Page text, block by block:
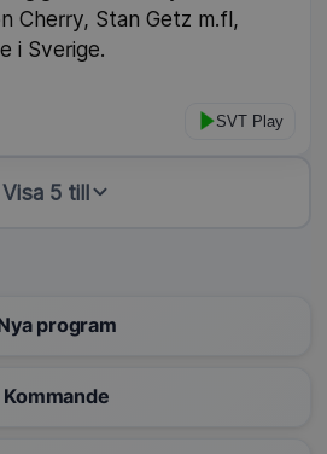
Cherry, Stan Getz m.fl,
i Sverige.
SVT Play
Visa 5 till
program
Kommande